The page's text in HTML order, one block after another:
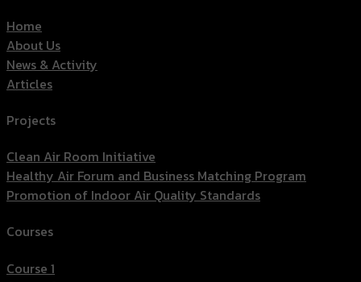
Home
About Us
News & Activity
Articles
Projects
Clean Air Room Initiative
Healthy Air Forum and Business Matching Program
Promotion of Indoor Air Quality Standards
Courses
Course 1